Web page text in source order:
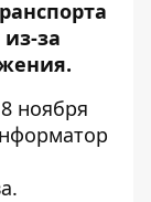
за
ноября